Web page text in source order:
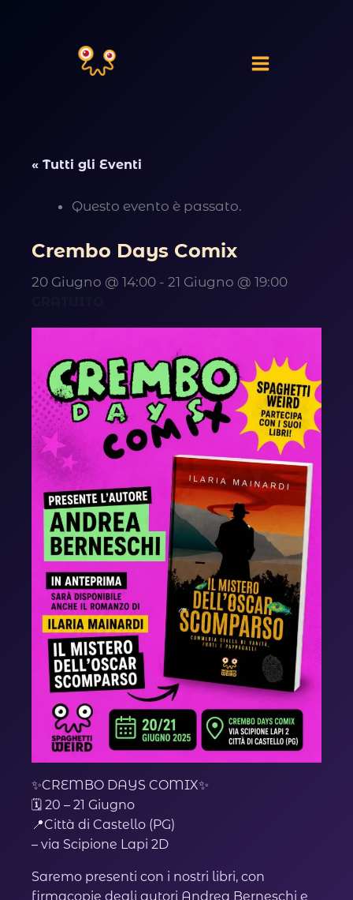
« Tutti gli Eventi
Questo evento è passato.
Crembo Days Comix
20 Giugno @ 14:00 - 21 Giugno @ 19:00
✨CREMBO DAYS COMIX✨
🗓️ 20 – 21 Giugno
📍Città di Castello (PG)
– via Scipione Lapi 2D
Saremo presenti con i nostri libri, con
firmacopie degli autori Andrea Berneschi e